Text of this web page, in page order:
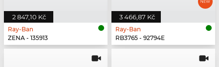
2 847,10 Kč
Ray-Ban
ZENA - 135913
3 466,87 Kč
Ray-Ban
RB3765 - 92794E